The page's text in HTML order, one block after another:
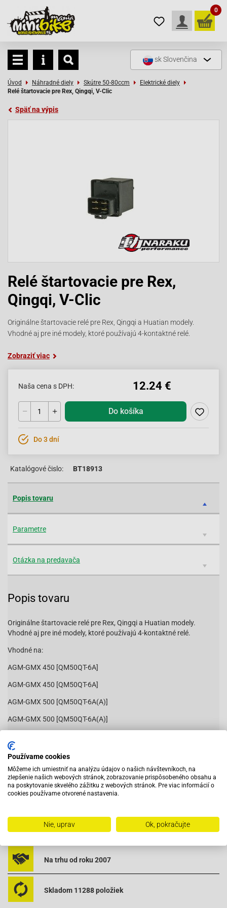
0
skSlovenčina
Úvod Náhradné diely Skútre 50-80ccm
Elektrické diely
Relé štartovacie pre Rex, Qingqi, V-Clic
Späť na výpis
Relé štartovacie pre Rex,
Qingqi, V-Clic
Originálne štartovacie relé pre Rex, Qingqi a Huatian modely.
Vhodné aj pre iné modely, ktoré používajú 4-kontaktné relé.
Zobraziť viac
Naša cena s DPH: 12.24 €
Do košíka
Do 3 dní
Katalógové čislo: BT18913
Popis tovaru
Parametre
Otázka na predavača
Popis tovaru
Originálne štartovacie relé pre Rex, Qingqi a Huatian modely.
Vhodné aj pre iné modely, ktoré používajú 4-kontaktné relé.
Vhodné na:
AGM-GMX 450 [QM50QT-6A]
AGM-GMX 450 [QM50QT-6A]
AGM-GMX 500 [QM50QT-6A(A)]
AGM-GMX 500 [QM50QT-6A(A)]
Huatian-HT50QT-10
Huatian-HT50QT-16
Huatian-HT50QT-16
Huatian-HT50QT-22
Huatian-HT50QT-25
Huatian-HT50QT-26
Huatian-HT50QT-26
Čítať viac
Pri objednaní do 12:00 tovar zajtra u vás
Na trhu od roku 2007
Skladom 11288 položiek
Používame cookies
Môžeme ich umiestniť na analýzu údajov o našich návštevníkoch, na
zlepšenie našich webových stránok, zobrazovanie prispôsobeného obsahu a
na poskytovanie skvelého zážitku z webových stránok. Pre viac informácií o
cookies používame otvorené nastavenia.
Nie, uprav Ok, pokračujte